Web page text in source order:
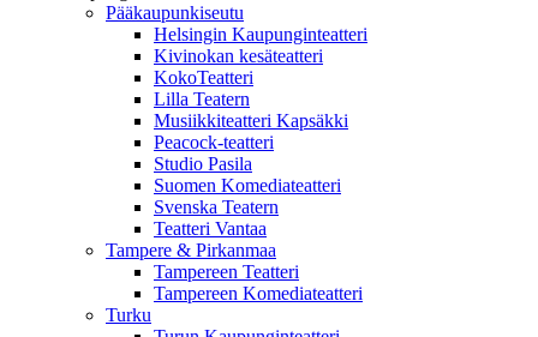
Pääkaupunkiseutu
Helsingin Kaupunginteatteri
Kivinokan kesäteatteri
KokoTeatteri
Lilla Teatern
Musiikkiteatteri Kapsäkki
Peacock-teatteri
Studio Pasila
Suomen Komediateatteri
Svenska Teatern
Teatteri Vantaa
Tampere & Pirkanmaa
Tampereen Teatteri
Tampereen Komediateatteri
Turku